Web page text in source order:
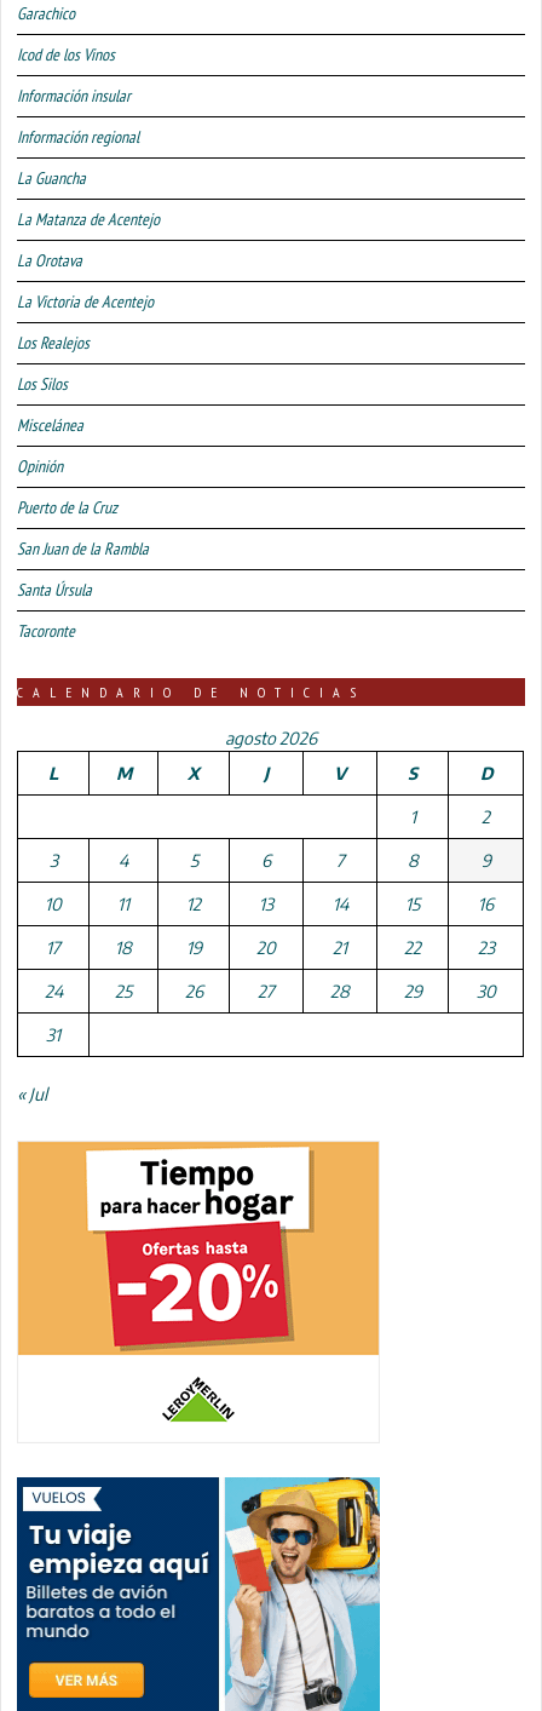
Garachico
Icod de los Vinos
Información insular
Información regional
La Guancha
La Matanza de Acentejo
La Orotava
La Victoria de Acentejo
Los Realejos
Los Silos
Miscelánea
Opinión
Puerto de la Cruz
San Juan de la Rambla
Santa Úrsula
Tacoronte
CALENDARIO DE NOTICIAS
agosto 2026
L
M X J V S D
1 2
3 4 5 6 7 8 9
10 11 12 13 14 15 16
17 18 19 20 21 22 23
24 25 26 27 28 29 30
31
« Jul